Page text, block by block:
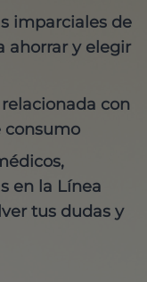
imparciales de
ahorrar y elegir
relacionada con
consumo
en la Línea
tus dudas y